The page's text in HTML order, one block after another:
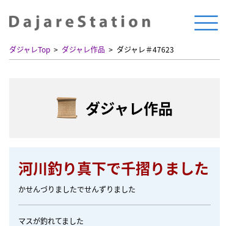
ダジャレTop ダジャレ作品 ダジャレ＃47623
ダジャレ作品
河川釣り真下で千摺りました
かせんづりましたでせんずりました
マスが釣れてました